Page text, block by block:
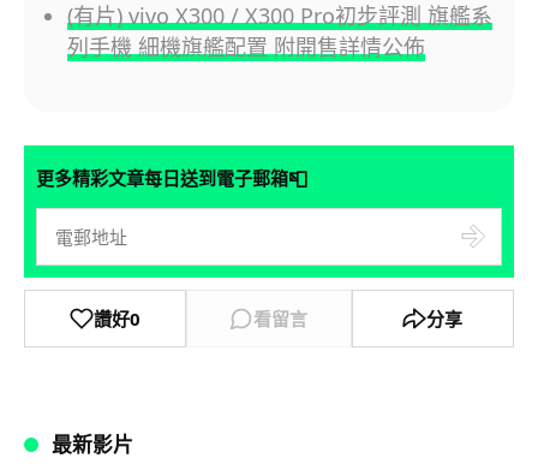
(有片) vivo X300 / X300 Pro初步評測 旗艦系
列手機 細機旗艦配置 附開售詳情公佈
更多精彩文章每日送到電子郵箱📮
讚好0 看留言 分享
最新影片